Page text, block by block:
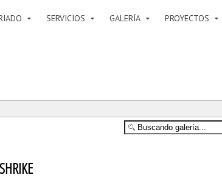
SERVICIOS GALERÍA PROYECTOS